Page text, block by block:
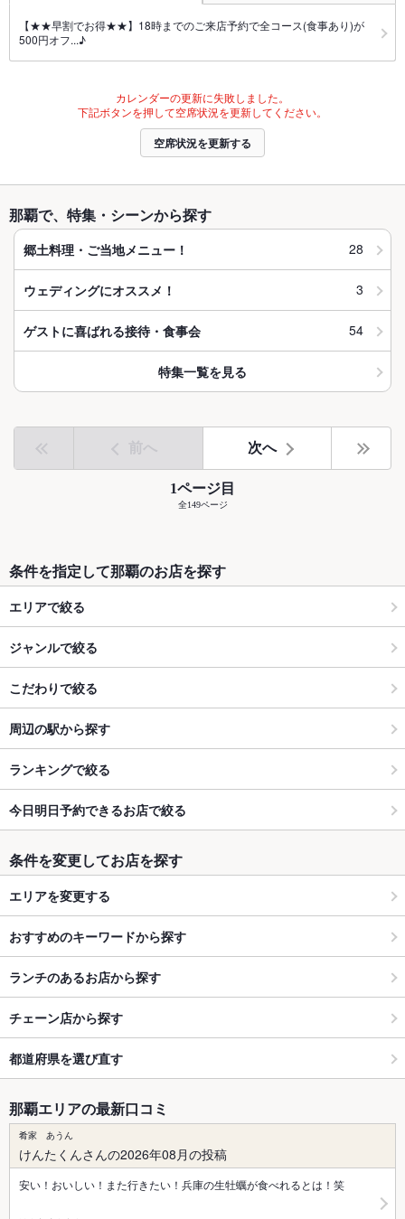
【★★早割でお得★★】18時までのご来店予約で全コース(食事あり)が
500円オフ...♪
カレンダーの更新に失敗しました。
下記ボタンを押して空席状況を更新してください。
空席状況を更新する
那覇で、特集・シーンから探す
郷土料理・ご当地メニュー！ 28
ウェディングにオススメ！ 3
ゲストに喜ばれる接待・食事会 54
特集一覧を見る
前へ 次へ
1ページ目
全149ページ
条件を指定して那覇のお店を探す
エリアで絞る
ジャンルで絞る
こだわりで絞る
周辺の駅から探す
ランキングで絞る
今日明日予約できるお店で絞る
条件を変更してお店を探す
エリアを変更する
おすすめのキーワードから探す
ランチのあるお店から探す
チェーン店から探す
都道府県を選び直す
那覇エリアの最新口コミ
肴家 あうん
けんたくんさんの2026年08月の投稿
安い！おいしい！また行きたい！兵庫の生牡蠣が食べれるとは！笑